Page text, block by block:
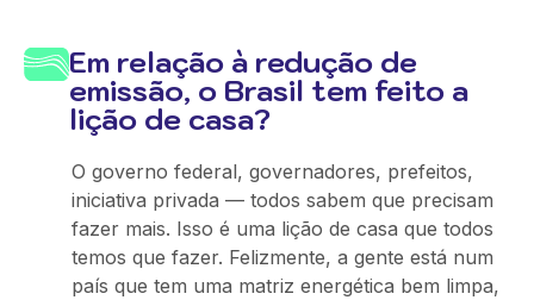
Em relação à redução de
emissão, o Brasil tem feito a
lição de casa?
O governo federal, governadores, prefeitos,
iniciativa privada — todos sabem que precisam
fazer mais. Isso é uma lição de casa que todos
temos que fazer. Felizmente, a gente está num
país que tem uma matriz energética bem limpa,